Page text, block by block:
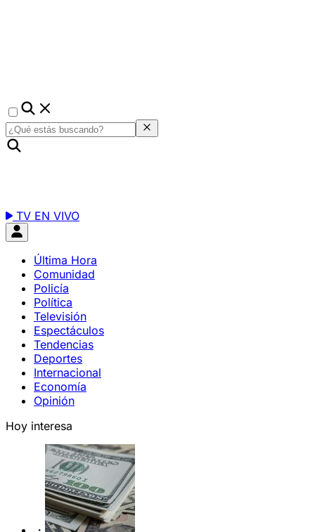
TV EN VIVO
Última Hora
Comunidad
Policía
Política
Televisión
Espectáculos
Tendencias
Deportes
Internacional
Economía
Opinión
Hoy interesa